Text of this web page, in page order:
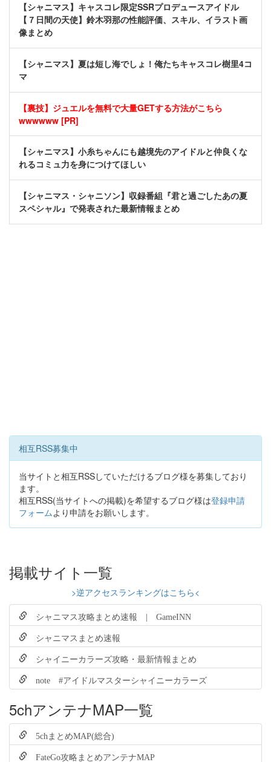
【シャニマス】キャスコレ限定SSRプロデュースアイドル
【７日間の天使】鈴木羽那の性能評価、スキル、イラスト画
像まとめ
【シャニマス】夏は短し海でしょ！俺たちキャスコレ樹里4コ
マ
【裏技】ジュエルを無料で大量GETする方法がこちら
wwwwww [PR]
【シャニマス】小糸ちゃんにも越境先のアイドルと仲良くな
れるコミュ力を身につけてほしい
【シャニマス・シャニソン】収録番組『君と過ごしたあの夏
スペシャル』で発表された最新情報まとめ
相互RSS募集中
当サイトと相互RSSしていただけるブログ様を募集しており
ます。
相互RSS(当サイトへの掲載)を希望するブログ様は登録申請
フォームより申請をお願いします。
掲載サイト一覧
>逆アクセスランキングはこちら<
シャニマス攻略まとめ速報 | GameINN
シャニマスまとめ速報
シャイニーカラーズ攻略・最新情報まとめ
note #アイドルマスターシャイニーカラーズ
5chアンテナMAP一覧
5chまとめMAP(総合)
FateGo攻略まとめアンテナMAP